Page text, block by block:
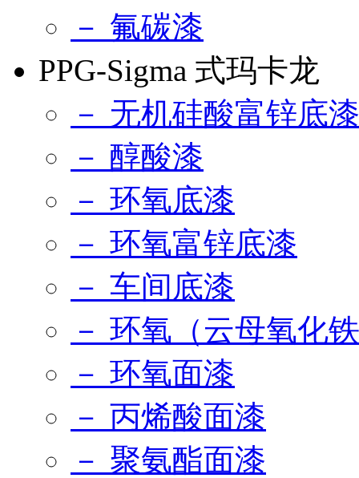
－ 氟碳漆
PPG-Sigma 式玛卡龙
－ 无机硅酸富锌底漆
－ 醇酸漆
－ 环氧底漆
－ 环氧富锌底漆
－ 车间底漆
－ 环氧（云母氧化
－ 环氧面漆
－ 丙烯酸面漆
－ 聚氨酯面漆